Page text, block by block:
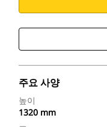
주요 사양
높이
1320 mm